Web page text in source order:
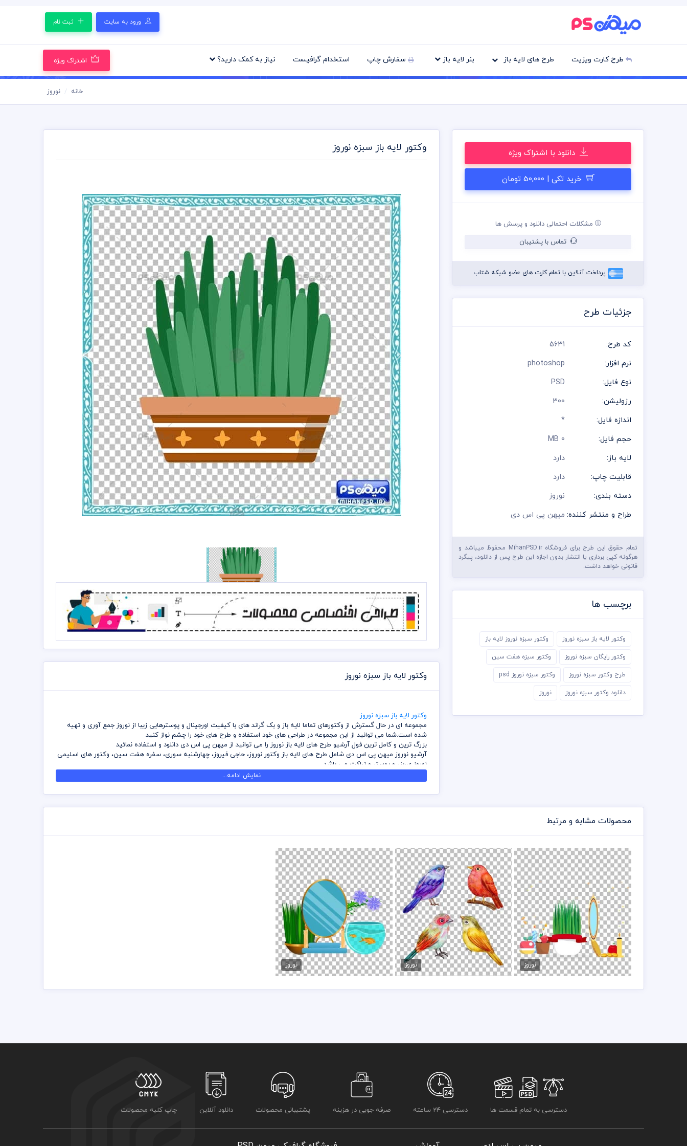
ورود به سایت ثبت نام
طرح کارت ویزیت طرح های لایه باز بنر لایه باز سفارش چاپ استخدام گرافیست نیاز به کمک دارید؟ اشتراک ویژه
خانه نوروز
دانلود با اشتراک ویژه
خرید تکی | 50,000 تومان
مشکلات احتمالی دانلود و پرسش ها
تماس با پشتیبان
پرداخت آنلاین با تمام کارت های عضو شبکه شتاب
جزئیات طرح
کد طرح:
5631
نرم افزار:
photoshop
نوع فایل:
PSD
رزولیشن:
300
اندازه فایل:
*
حجم فایل:
0 MB
لایه باز:
دارد
قابلیت چاپ:
دارد
دسته بندی:
نوروز
طراح و منتشر کننده: میهن پی اس دی
تمام حقوق این طرح برای فروشگاه MihanPSD.ir محفوظ میباشد و
هرگونه کپی برداری یا انتشار بدون اجازه این طرح پس از دانلود، پیگرد
قانونی خواهد داشت.
برچسب ها
وکتور لایه باز سبزه نوروز وکتور سبزه نوروز لایه باز
وکتور رایگان سبزه نوروز وکتور سبزه هفت سین
طرح وکتور سبزه نوروز وکتور سبزه نوروز psd
دانلود وکتور سبزه نوروز نوروز
وکتور لایه باز سبزه نوروز
وکتور لایه باز سبزه نوروز
وکتور لایه باز سبزه نوروز
مجموعه ای در حال گسترش از وکتورهای تماما لایه باز و بک گراند های با کیفیت اورجینال و پوسترهایی زیبا از نوروز جمع آوری و تهیه
شده است.شما می توانید از این مجموعه در طراحی های خود استفاده و طرح های خود را چشم نواز کنید
بزرگ ترین و کامل ترین فول آرشیو طرح های لایه باز نوروز را می توانید از میهن پی اس دی دانلود و استفاده نمائید
آرشیو نوروز میهن پی اس دی شامل طرح های لایه باز وکتور نوروز، حاجی فیروز، چهارشنبه سوری، سفره هفت سین، وکتور های اسلیمی
نوروز ی،بنر و پوستر و تراکت می باشد
شما می توانید با تهیه بسته های اشتراک ویژه در وقت و هزینه خود صرفه جویی کنید و دسترسی بدون محدودیت به آزشیو نوروز را
داشته باشید
کلیه وکتور های نوروز با فرمت ایلستریتور می باشند که می توانید بدون محدودیت کلیه فابل های موجود را در هر ابعادی بدون افت
سعی شده بهترین و کامل ترین وکتور نوروز و طرح های لایه باز هفت سین و وکتور نوروزی برای شما طراحان و دوست داران گردآوری و
ساخته شود که پاس داشت این عید باستانی نزد ایرانیان باشد
در قسمت وکتور نوروز ابعاد و سایز بصورت پیش فرض تعریف شده است که به شما این قابلیت را می دهد که می توانید در هر ابعادی
بزرگ نمایی داشته باشید
برای استفاده از وکتور نوروز و وکتور حاجی فیروز و سفره هفت سین و دیگر طرح های نوروزی موجود باید از برنامه ایلستریتور استفاده
نمائید که طرز استفاده از وکتور لایه باز در سایت میهن پی اس دی قرار داده شده است
رعایت کلیه موارد و قوانین وب سایت بر عهده خریدار و مصرف کننده می باشد
نمایش ادامه...
محصولات مشابه و مرتبط
وکتور هفت سین نوروز
50,000 تومان
نوروز
طرح لایه باز پرنده عید نوروز
50,000 تومان
نوروز
وکتور رنگی هفت سین
50,000 تومان
نوروز
دسترسی به تمام قسمت ها دسترسی 24 ساعته صرفه جویی در هزینه پشتیبانی محصولات دانلود آنلاین چاپ کلیه محصولات